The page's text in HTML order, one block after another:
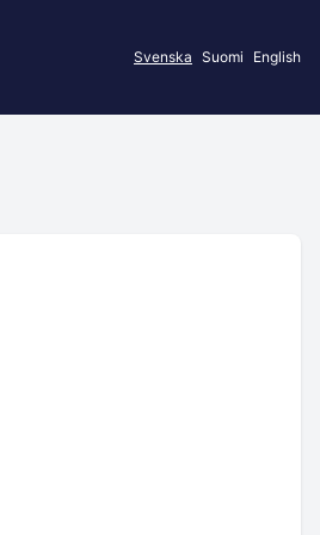
Svenska Suomi English